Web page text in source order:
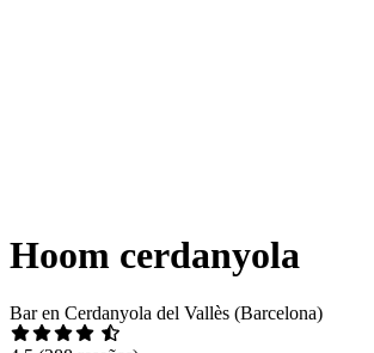
Hoom cerdanyola
Bar en Cerdanyola del Vallès (Barcelona)